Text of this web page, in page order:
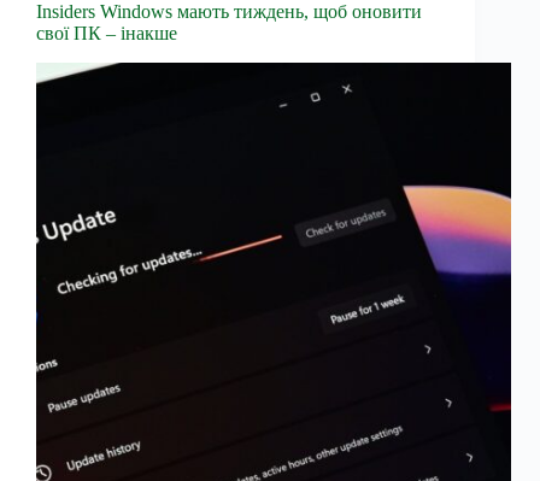
Insiders Windows мають тиждень, щоб оновити
свої ПК – інакше